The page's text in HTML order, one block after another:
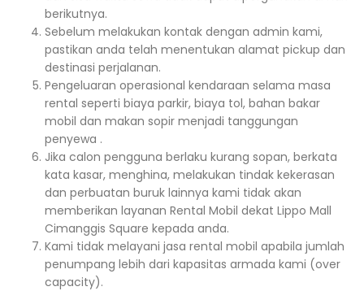
berikutnya.
Sebelum melakukan kontak dengan admin kami,
pastikan anda telah menentukan alamat pickup dan
destinasi perjalanan.
Pengeluaran operasional kendaraan selama masa
rental seperti biaya parkir, biaya tol, bahan bakar
mobil dan makan sopir menjadi tanggungan
penyewa .
Jika calon pengguna berlaku kurang sopan, berkata
kata kasar, menghina, melakukan tindak kekerasan
dan perbuatan buruk lainnya kami tidak akan
memberikan layanan Rental Mobil dekat Lippo Mall
Cimanggis Square kepada anda.
Kami tidak melayani jasa rental mobil apabila jumlah
penumpang lebih dari kapasitas armada kami (over
capacity).